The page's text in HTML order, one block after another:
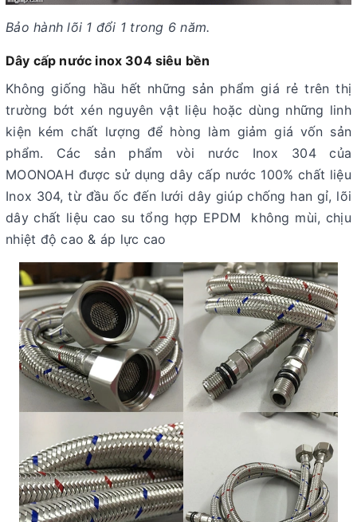
Bảo hành lõi 1 đổi 1 trong 6 năm.
Dây cấp nước inox 304 siêu bền
Không giống hầu hết những sản phẩm giá rẻ trên thị
trường bớt xén nguyên vật liệu hoặc dùng những linh
kiện kém chất lượng để hòng làm giảm giá vốn sản
phẩm. Các sản phẩm vòi nước Inox 304 của
MOONOAH được sử dụng dây cấp nước 100% chất liệu
Inox 304, từ đầu ốc đến lưới dây giúp chống han gỉ, lõi
dây chất liệu cao su tổng hợp EPDM không mùi, chịu
nhiệt độ cao & áp lực cao